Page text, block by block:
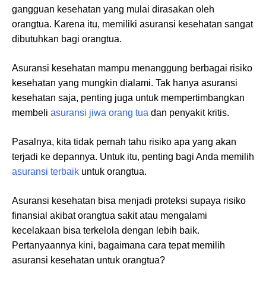
gangguan kesehatan yang mulai dirasakan oleh
orangtua. Karena itu, memiliki asuransi kesehatan sangat
dibutuhkan bagi orangtua.
Asuransi kesehatan mampu menanggung berbagai risiko
kesehatan yang mungkin dialami. Tak hanya asuransi
kesehatan saja, penting juga untuk mempertimbangkan
membeli asuransi jiwa orang tua dan penyakit kritis.
Pasalnya, kita tidak pernah tahu risiko apa yang akan
terjadi ke depannya. Untuk itu, penting bagi Anda memilih
asuransi terbaik untuk orangtua.
Asuransi kesehatan bisa menjadi proteksi supaya risiko
finansial akibat orangtua sakit atau mengalami
kecelakaan bisa terkelola dengan lebih baik.
Pertanyaannya kini, bagaimana cara tepat memilih
asuransi kesehatan untuk orangtua?